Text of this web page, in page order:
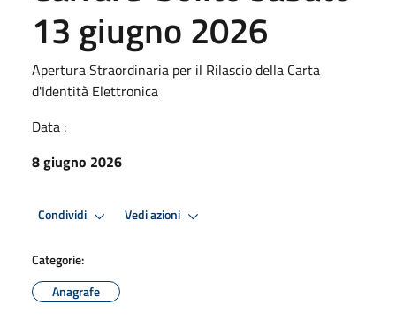
13 giugno 2026
Apertura Straordinaria per il Rilascio della Carta
d'Identità Elettronica
Data :
8 giugno 2026
Condividi Vedi azioni
Categorie:
Anagrafe